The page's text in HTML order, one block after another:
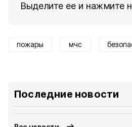
Выделите ее и нажмите
пожары мчс
Последние новости